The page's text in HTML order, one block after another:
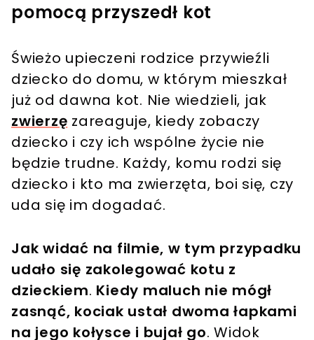
pomocą przyszedł kot
Świeżo upieczeni rodzice przywieźli
dziecko do domu, w którym mieszkał
już od dawna kot. Nie wiedzieli, jak
zwierzę zareaguje, kiedy zobaczy
dziecko i czy ich wspólne życie nie
będzie trudne. Każdy, komu rodzi się
dziecko i kto ma zwierzęta, boi się, czy
uda się im dogadać.
Jak widać na filmie, w tym przypadku
udało się zakolegować kotu z
dzieckiem. Kiedy maluch nie mógł
zasnąć, kociak ustał dwoma łapkami
na jego kołysce i bujał go. Widok